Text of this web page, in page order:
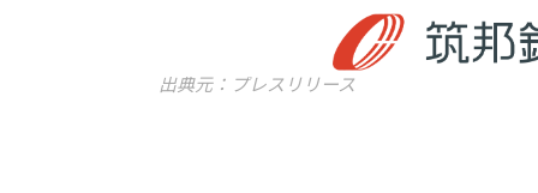
出典元：プレスリリース